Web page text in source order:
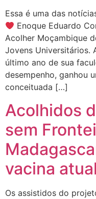
Essa é uma das
Enoque Eduardo
Acolher Moçambique
Jovens Universitários.
último ano de sua
desempenho, ganhou
conceituada […]
Acolhidos
sem
vacina
Os assistidos do